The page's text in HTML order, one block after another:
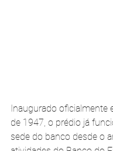
Inaugurado oficialmente
de 1947, o prédio já
sede do banco desde o